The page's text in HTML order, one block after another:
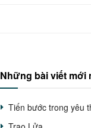
Những bài viết mới
Tiến bước trong yêu